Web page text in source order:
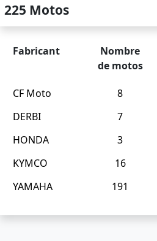
225 Motos
Fabricant
Nombre
de motos
CF Moto 8
DERBI
7
HONDA
3
KYMCO
16
YAMAHA
191